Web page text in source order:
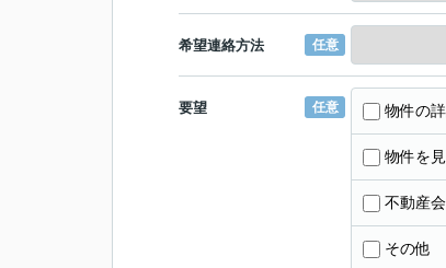
希望連絡方法 任意
要望 任意 物件の
物件を
不動産
その他